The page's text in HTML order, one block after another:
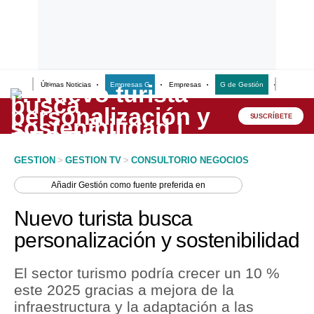
Últimas Noticias Empresas G Empresas G de Gestión
Lo último
Peru Quiosco
Economía
Perú
Política
SUSCRÍBETE
GESTION > GESTION TV > CONSULTORIO NEGOCIOS
AñadirGestión como fuente preferida en
Nuevo turista busca
personalización y sostenibilidad
El sector turismo podría crecer un 10 %
este 2025 gracias a mejora de la
infraestructura y la adaptación a las